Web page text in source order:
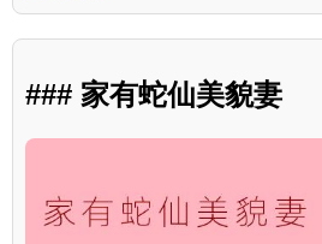
### 家有蛇仙美貌妻